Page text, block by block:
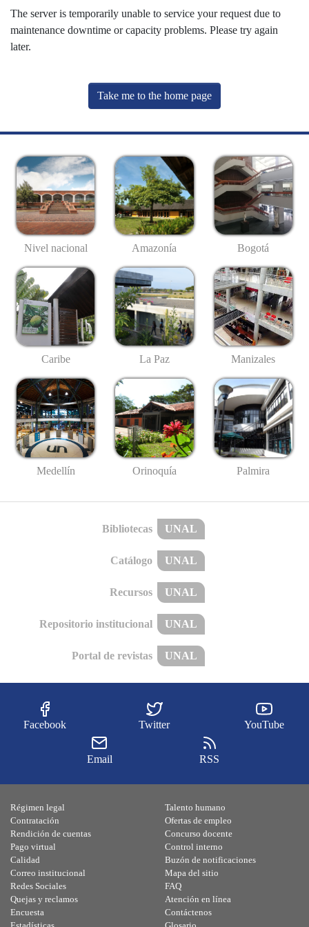
The server is temporarily unable to service your request due to
maintenance downtime or capacity problems. Please try again
later.
Take me to the home page
Nivel nacional Amazonía Bogotá
Caribe La Paz Manizales
Medellín Orinoquía Palmira
Bibliotecas UNAL
Catálogo UNAL
Recursos UNAL
Repositorio institucional UNAL
Portal de revistas UNAL
Facebook Twitter YouTube
Email RSS
Régimen legal
Contratación
Rendición de cuentas
Pago virtual
Calidad
Talento humano
Ofertas de empleo
Concurso docente
Control interno
Buzón de notificaciones
Correo institucional
Redes Sociales
Quejas y reclamos
Encuesta
Mapa del sitio
FAQ
Atención en línea
Contáctenos